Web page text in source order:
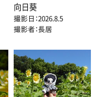
向日葵
撮影日：2026.8.5
撮影者：長居